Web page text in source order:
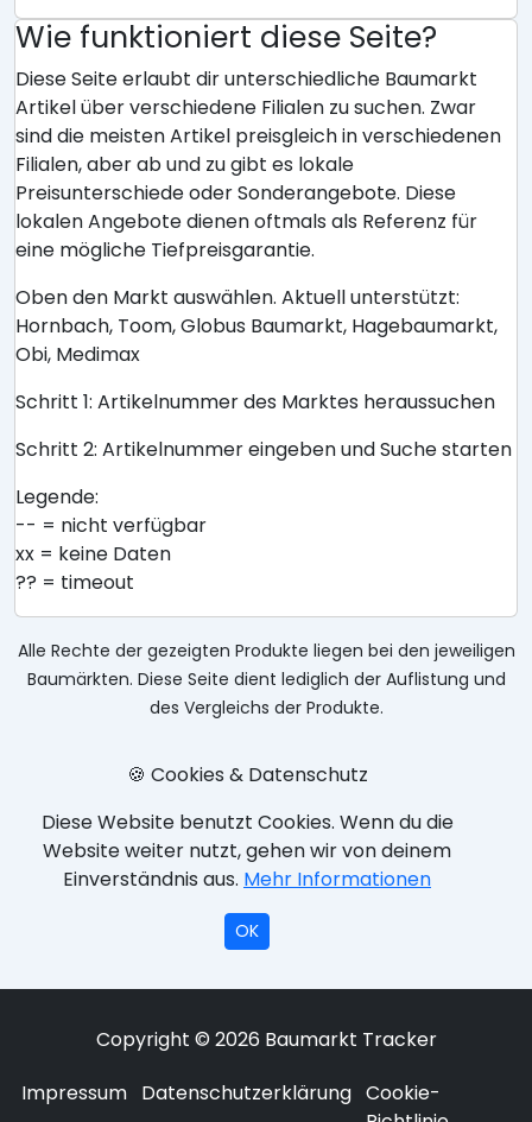
Wie funktioniert diese Seite?
Diese Seite erlaubt dir unterschiedliche Baumarkt
Artikel über verschiedene Filialen zu suchen. Zwar
sind die meisten Artikel preisgleich in verschiedenen
Filialen, aber ab und zu gibt es lokale
Preisunterschiede oder Sonderangebote. Diese
lokalen Angebote dienen oftmals als Referenz für
eine mögliche Tiefpreisgarantie.
Oben den Markt auswählen. Aktuell unterstützt:
Hornbach, Toom, Globus Baumarkt, Hagebaumarkt,
Obi, Medimax
Schritt 1: Artikelnummer des Marktes heraussuchen
Schritt 2: Artikelnummer eingeben und Suche starten
Legende:
-- = nicht verfügbar
xx = keine Daten
?? = timeout
Alle Rechte der gezeigten Produkte liegen bei den jeweiligen
Baumärkten. Diese Seite dient lediglich der Auflistung und
des Vergleichs der Produkte.
🍪 Cookies & Datenschutz
Diese Website benutzt Cookies. Wenn du die
Website weiter nutzt, gehen wir von deinem
Einverständnis aus. Mehr Informationen
OK
Copyright © 2026 Baumarkt Tracker
Impressum Datenschutzerklärung Cookie-